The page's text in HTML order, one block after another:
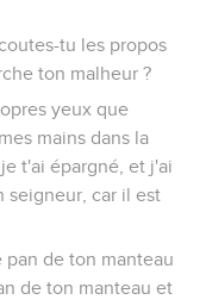
tu les propos
ton malheur ?
yeux que
mains dans la
t'ai épargné, et j'ai
seigneur, car il est
pan de ton manteau
de ton manteau et